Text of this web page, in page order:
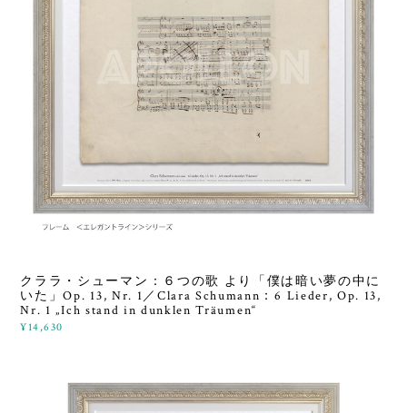
クララ・シューマン：６つの歌 より「僕は暗い夢の中に
いた」Op. 13, Nr. 1／Clara Schumann：6 Lieder, Op. 13,
Nr. 1 „Ich stand in dunklen Träumen“
¥14,630